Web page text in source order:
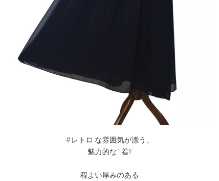
#レトロ な雰囲気が漂う、
魅力的な1着‼︎
程よい厚みのある